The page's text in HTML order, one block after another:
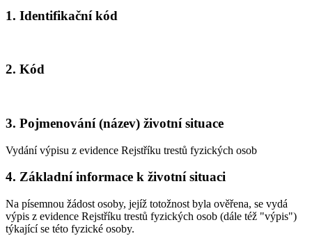
1. Identifikační kód
2. Kód
3. Pojmenování (název) životní situace
Vydání výpisu z evidence Rejstříku trestů fyzických osob
4. Základní informace k životní situaci
Na písemnou žádost osoby, jejíž totožnost byla ověřena, se vydá
výpis z evidence Rejstříku trestů fyzických osob (dále též "výpis")
týkající se této fyzické osoby.